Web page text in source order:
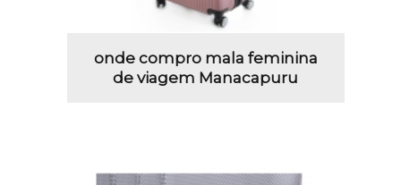
onde compro mala feminina
de viagem Manacapuru